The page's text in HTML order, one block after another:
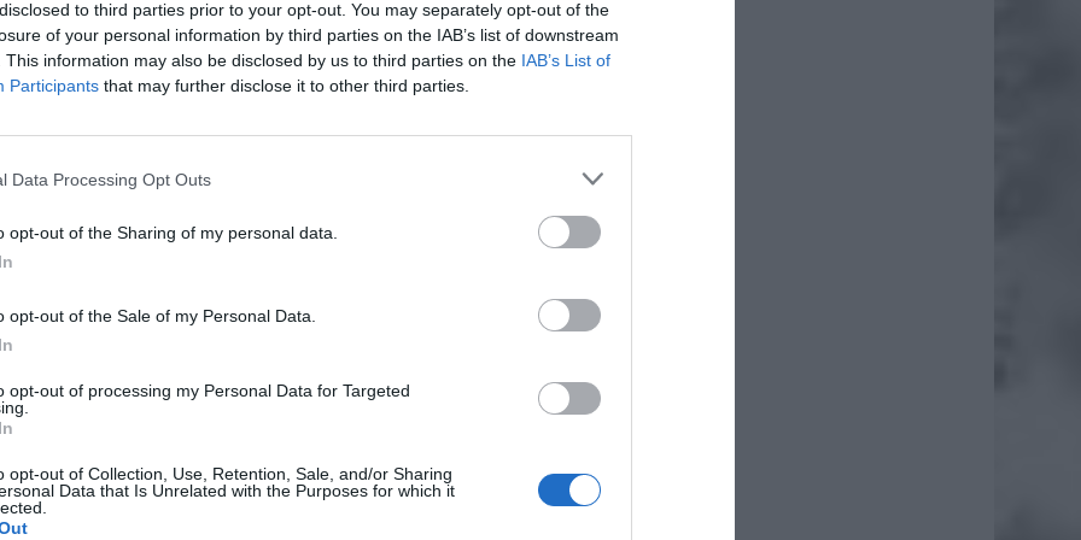
to third parties prior to your opt-out. You may separately opt-out of the
of your personal information by third parties on the IAB’s list of downstream
This information may also be disclosed by us to third parties on the IAB’s List of
Participants that may further disclose it to other third parties.
Data Processing Opt Outs
opt-out of the Sharing of my personal data.
opt-out of the Sale of my Personal Data.
opt-out of processing my Personal Data for Targeted
opt-out of Collection, Use, Retention, Sale, and/or Sharing
Data that Is Unrelated with the Purposes for which it
Fot. Warszawa w Pigułce
10 lipca ruch na moście zostanie wstrzymany całkowicie (…) Nie będzie można
na most z Wisłostrady. Objazdy zostaną prowadzone do Mostu
lub Mostu Gdańskiego”
udrożniony dla aut, ale niedostępny dla tramwajów i autobusów przez
tygodnie.